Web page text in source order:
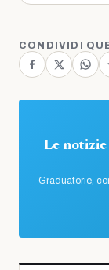
CONDIVIDI
Le
Graduatorie,